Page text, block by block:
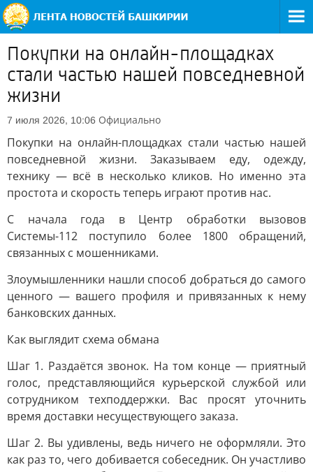
Покупки на онлайн-площадках
стали частью нашей повседневной
жизни
7 июля 2026, 10:06 Официально
Покупки на онлайн-площадках стали частью нашей
повседневной жизни. Заказываем еду, одежду,
технику — всё в несколько кликов. Но именно эта
простота и скорость теперь играют против нас.
С начала года в Центр обработки вызовов
Системы-112 поступило более 1800 обращений,
связанных с мошенниками.
Злоумышленники нашли способ добраться до самого
ценного — вашего профиля и привязанных к нему
банковских данных.
Как выглядит схема обмана
Шаг 1. Раздаётся звонок. На том конце — приятный
голос, представляющийся курьерской службой или
сотрудником техподдержки. Вас просят уточнить
время доставки несуществующего заказа.
Шаг 2. Вы удивлены, ведь ничего не оформляли. Это
как раз то, чего добивается собеседник. Он участливо